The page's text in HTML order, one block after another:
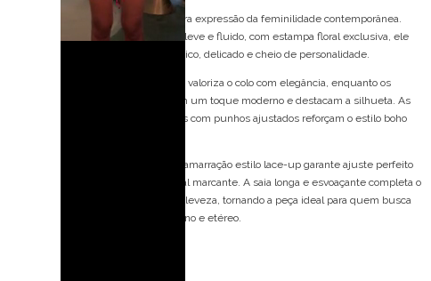
O vestido é uma verdadeira expressão da feminilidade contemporânea.
Confeccionado em tecido leve e fluido, com estampa floral exclusiva, ele
entrega um visual romântico, delicado e cheio de personalidade.
O decote em “V” profundo valoriza o colo com elegância, enquanto os
recortes na cintura trazem um toque moderno e destacam a silhueta. As
mangas longas e bufantes com punhos ajustados reforçam o estilo boho
Nas costas, o detalhe em amarração estilo lace-up garante ajuste perfeito
ao corpo e um efeito visual marcante. A saia longa e esvoaçante completa o
design com movimento e leveza, tornando a peça ideal para quem busca
um look marcante, feminino e etéreo.